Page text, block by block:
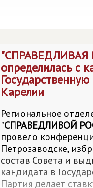
"СПРАВЕДЛИВАЯ
определилась с
Карелии
Региональное
"СПРАВЕДЛИВОЙ
провело
Петрозаводске,
состав Совета и
кандидата в
Партия делает